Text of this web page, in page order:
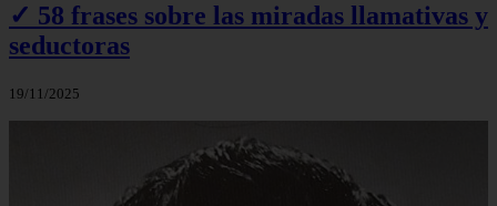
✓ 58 frases sobre las miradas llamativas y
seductoras
19/11/2025